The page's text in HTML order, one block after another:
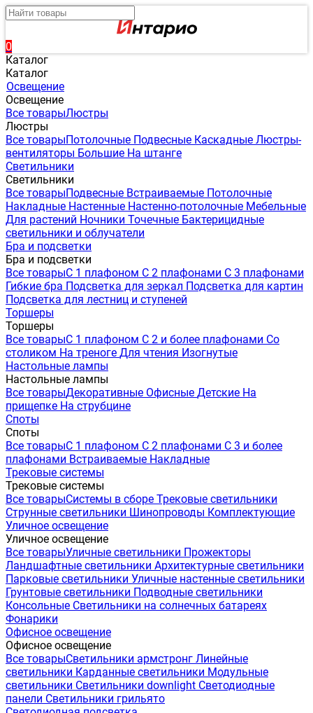
0
Каталог
Каталог
Освещение
Освещение
Все товарыЛюстры
Люстры
Все товарыПотолочные Подвесные Каскадные Люстры-
вентиляторы Большие На штанге
Светильники
Светильники
Все товарыПодвесные Встраиваемые Потолочные
Накладные Настенные Настенно-потолочные Мебельные
Для растений Ночники Точечные Бактерицидные
светильники и облучатели
Бра и подсветки
Бра и подсветки
Все товарыС 1 плафоном С 2 плафонами С 3 плафонами
Гибкие бра Подсветка для зеркал Подсветка для картин
Подсветка для лестниц и ступеней
Торшеры
Торшеры
Все товарыС 1 плафоном С 2 и более плафонами Со
столиком На треноге Для чтения Изогнутые
Настольные лампы
Настольные лампы
Все товарыДекоративные Офисные Детские На
прищепке На струбцине
Споты
Споты
Все товарыС 1 плафоном С 2 плафонами С 3 и более
плафонами Встраиваемые Накладные
Трековые системы
Трековые системы
Все товарыСистемы в сборе Трековые светильники
Струнные светильники Шинопроводы Комплектующие
Уличное освещение
Уличное освещение
Все товарыУличные светильники Прожекторы
Ландшафтные светильники Архитектурные светильники
Парковые светильники Уличные настенные светильники
Грунтовые светильники Подводные светильники
Консольные Светильники на солнечных батареях
Фонарики
Офисное освещение
Офисное освещение
Все товарыСветильники армстронг Линейные
светильники Карданные светильники Модульные
светильники Светильники downlight Светодиодные
панели Светильники грильято